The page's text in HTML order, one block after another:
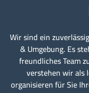
Wir sind ein
& Umgebung. Es
freundliches Team
verstehen wir als
organisieren für Sie